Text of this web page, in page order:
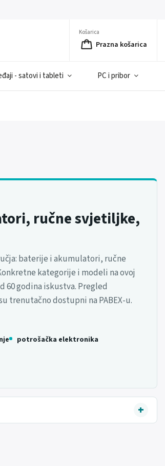
Košarica
Prazna košarica
- satovi i tableti PC i pribor
ručne svjetiljke,
baterije i akumulatori, ručne
kategorije i modeli na ovoj
60 godina iskustva. Pregled
trenutačno dostupni na PABEX-u.
potrošačka elektronika